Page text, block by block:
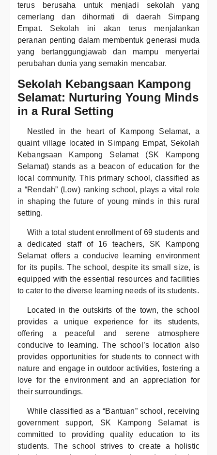
terus berusaha untuk menjadi sekolah yang
cemerlang dan dihormati di daerah Simpang
Empat. Sekolah ini akan terus menjalankan
peranan penting dalam membentuk generasi muda
yang bertanggungjawab dan mampu menyertai
perubahan dunia yang semakin mencabar.
Sekolah Kebangsaan Kampong
Selamat: Nurturing Young Minds
in a Rural Setting
Nestled in the heart of Kampong Selamat, a
quaint village located in Simpang Empat, Sekolah
Kebangsaan Kampong Selamat (SK Kampong
Selamat) stands as a beacon of education for the
local community. This primary school, classified as
a “Rendah” (Low) ranking school, plays a vital role
in shaping the future of young minds in this rural
setting.
With a total student enrollment of 69 students and
a dedicated staff of 16 teachers, SK Kampong
Selamat offers a conducive learning environment
for its pupils. The school, despite its small size, is
equipped with the essential resources and facilities
to cater to the diverse learning needs of its students.
Located in the outskirts of the town, the school
provides a unique experience for its students,
offering a peaceful and serene atmosphere
conducive to learning. The school’s location also
provides opportunities for students to connect with
nature and engage in outdoor activities, fostering a
love for the environment and an appreciation for
their surroundings.
While classified as a “Bantuan” school, receiving
government support, SK Kampong Selamat is
committed to providing quality education to its
students. The school strives to create a holistic